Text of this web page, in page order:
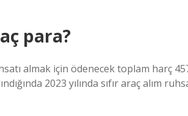
para?
almak için ödenecek toplam harç
2023 yılında sıfır araç alım